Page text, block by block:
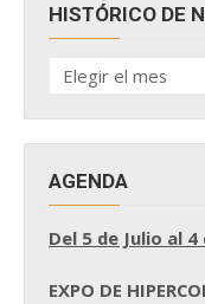
HISTÓRICO DE
HISTÓRICO
DE
AGENDA
Del 5 de Julio al
EXPO DE